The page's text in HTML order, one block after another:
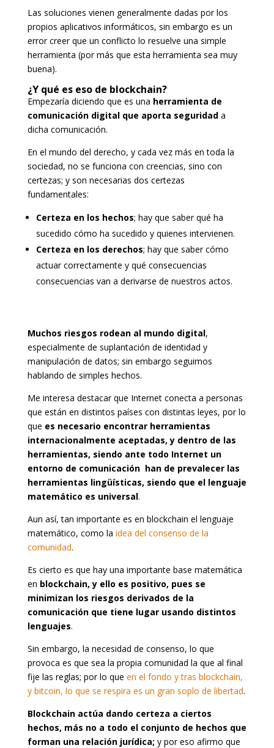
Las soluciones vienen generalmente dadas por los
propios aplicativos informáticos, sin embargo es un
error creer que un conflicto lo resuelve una simple
herramienta (por más que esta herramienta sea muy
buena).
¿Y qué es eso de blockchain?
Empezaría diciendo que es una herramienta de
comunicación digital que aporta seguridada
dicha comunicación.
En el mundo del derecho, y cada vez más en toda la
sociedad, no se funciona con creencias, sino con
certezas; y son necesarias dos certezas
fundamentales:
Certeza en los hechos; hay que saber qué ha
sucedido cómo ha sucedido y quienes intervienen.
Certeza en los derechos; hay que saber cómo
actuar correctamente y qué consecuencias
consecuencias van a derivarse de nuestros actos.
Muchos riesgos rodean al mundo digital,
especialmente de suplantación de identidad y
manipulación de datos; sin embargo seguimos
hablando de simples hechos.
Me interesa destacar que Internet conecta a personas
que están en distintos países con distintas leyes, por lo
que es necesario encontrar herramientas
internacionalmente aceptadas, y dentro de las
herramientas, siendo ante todo Internet un
entorno de comunicación han de prevalecer las
herramientas lingüísticas, siendo que el lenguaje
matemático es universal.
Aun así, tan importante es en blockchain el lenguaje
matemático, como la idea del consenso de la
comunidad.
Es cierto es que hay una importante base matemática
en blockchain, y ello es positivo, pues se
minimizan los riesgos derivados de la
comunicación que tiene lugar usando distintos
lenguajes.
Sin embargo, la necesidad de consenso, lo que
provoca es que sea la propia comunidad la que al final
fije las reglas; por lo que en el fondo y tras blockchain,
y bitcoin, lo que se respira es un gran soplo de libertad.
Blockchain actúa dando certeza a ciertos
hechos, más no a todo el conjunto de hechos que
forman una relación jurídica; y por eso afirmo que